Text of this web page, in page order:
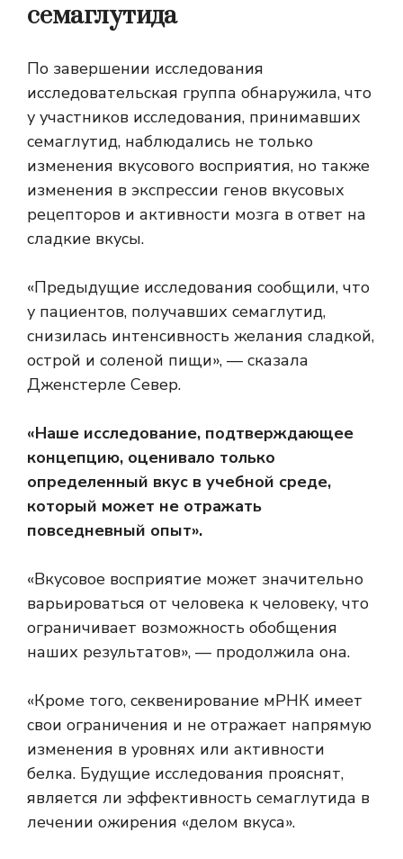
семаглутида
По завершении исследования
исследовательская группа обнаружила, что
у участников исследования, принимавших
семаглутид, наблюдались не только
изменения вкусового восприятия, но также
изменения в экспрессии генов вкусовых
рецепторов и активности мозга в ответ на
сладкие вкусы.
«Предыдущие исследования сообщили, что
у пациентов, получавших семаглутид,
снизилась интенсивность желания сладкой,
острой и соленой пищи», — сказала
Дженстерле Север.
«Наше исследование, подтверждающее
концепцию, оценивало только
определенный вкус в учебной среде,
который может не отражать
повседневный опыт».
«Вкусовое восприятие может значительно
варьироваться от человека к человеку, что
ограничивает возможность обобщения
наших результатов», — продолжила она.
«Кроме того, секвенирование мРНК имеет
свои ограничения и не отражает напрямую
изменения в уровнях или активности
белка. Будущие исследования прояснят,
является ли эффективность семаглутида в
лечении ожирения «делом вкуса».